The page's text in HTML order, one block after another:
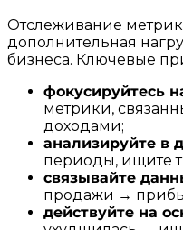
Отслеживание метрик
дополнительная
бизнеса. Ключевые
фокусируйтесь
метрики,
доходами;
анализируйте в
периоды, ищите
связывайте
продажи →
действуйте на